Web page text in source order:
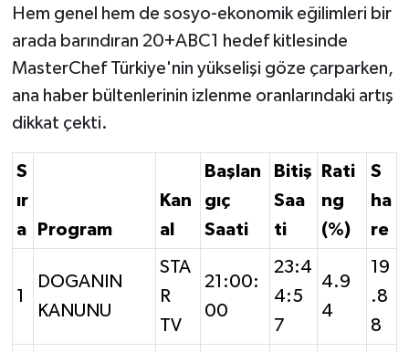
Hem genel hem de sosyo-ekonomik eğilimleri bir
arada barındıran 20+ABC1 hedef kitlesinde
MasterChef Türkiye'nin yükselişi göze çarparken,
ana haber bültenlerinin izlenme oranlarındaki artış
dikkat çekti.
S
ır
a
Program
Kan
al
Başlan
gıç
Saati
Bitiş
Saa
ti
Rati
ng
(%)
S
ha
re
1
DOGANIN
KANUNU
STA
R
TV
21:00:
00
23:4
4:5
7
4.9
4
19
.8
8